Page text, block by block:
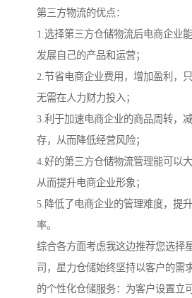
第三方物流的优点：
1.选择第三方仓储物流后电商企业
发展自己的产品和运营；
2.节省电商企业费用，增加盈利，
无需在人力财力投入；
3.利于加速电商企业的商品周转，
存，从而降低经营风险；
4.好的第三方仓储物流管理能可以
从而提升电商企业形象；
5.降低了电商企业的管理难度，提
率。
综合各方面考虑我这边推荐您选择
司，星力仓储始终坚持以客户的需
的个性化仓储服务：为客户设置立